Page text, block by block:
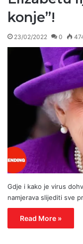
konje”!
23/02/2022 0
Gdje i kako je virus
namjerava slijediti sve
Read More »